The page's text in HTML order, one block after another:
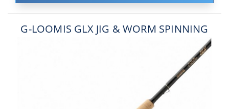
G-LOOMIS GLX JIG & WORM SPINNING